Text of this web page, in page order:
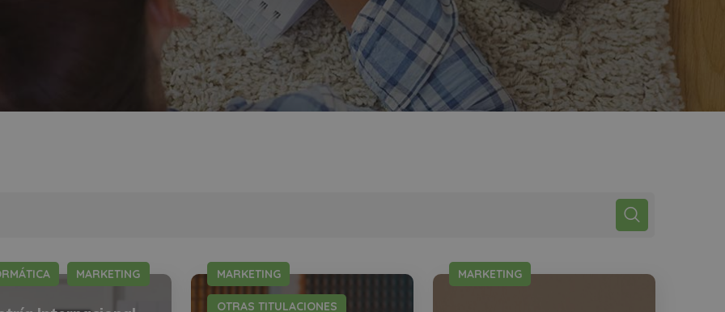
MARKETING MARKETING
OTRAS TITULACIONES
MARKETING